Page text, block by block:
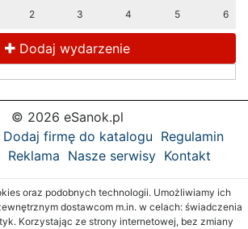
2 3 4 5 6
Dodaj wydarzenie
© 2026 eSanok.pl
Dodaj firmę do katalogu Regulamin
Reklama Nasze serwisy Kontakt
oraz podobnych technologii. Umożliwiamy ich
dostawcom m.in. w celach: świadczenia
Korzystając ze strony internetowej, bez zmiany